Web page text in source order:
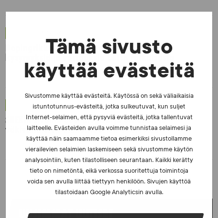
Tämä sivusto
käyttää evästeitä
Sivustomme käyttää evästeitä. Käytössä on sekä väliaikaisia
istuntotunnus-evästeitä, jotka sulkeutuvat, kun suljet
Internet-selaimen, että pysyviä evästeitä, jotka tallentuvat
laitteelle. Evästeiden avulla voimme tunnistaa selaimesi ja
käyttää näin saamaamme tietoa esimerkiksi sivustollamme
vierailevien selaimien laskemiseen sekä sivustomme käytön
analysointiin, kuten tilastolliseen seurantaan. Kaikki kerätty
tieto on nimetöntä, eikä verkossa suoritettuja toimintoja
voida sen avulla liittää tiettyyn henkilöön. Sivujen käyttöä
tilastoidaan Google Analyticsin avulla.
Dopingrikkomuspäätösten julkistaminen:
kysymyksiä ja vastauksia EUT:n ratkaisusta
UUTISET - 30.6.2026
SUEKin sivuilla uusi blogisarja urheilun ja
väkivaltaisten alakulttuurien suhteesta
UUSIMMAT UUTISET